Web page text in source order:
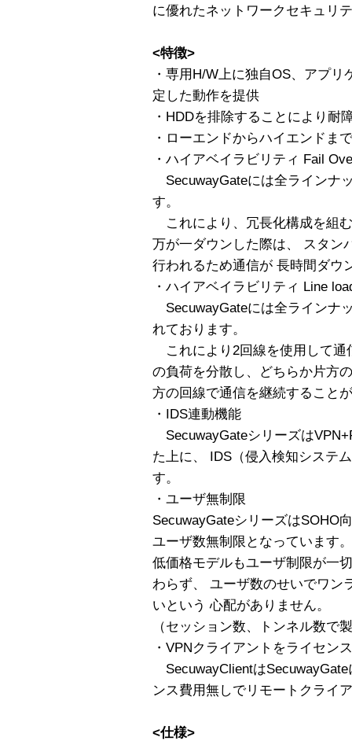
に優れたネットワークセキュリ
<特徴>
・専用H/W上に独自OS、アプ
定した動作を提供
・HDDを排除することにより耐
・ローエンドからハイエンドま
・ハイアベイラビリティ Fail
SecuwayGateには全ラインナ
す。
これにより、冗長化構成を組
万が一ダウンした際は、 スタン
行われるため通信が 長時間ダウ
・ハイアベイラビリティ Line
SecuwayGateには全ラインナ
れております。
これにより2回線を使用して通
の負荷を分散し、どちらか片方
方の回線で通信を継続すること
・IDS連動機能
SecuwayGateシリーズは
た上に、 IDS（侵入検知システ
す。
・ユーザ無制限
SecuwayGateシリーズはSOHO
ユーザ数無制限となっています。
低価格モデルもユーザ制限が一
わらず、 ユーザ数のせいでワン
いという 心配がありません。
（セッション数、トンネル数で
・VPNクライアントをライセン
SecuwayClientは
ンス費用無しでリモートクライ
<仕様>